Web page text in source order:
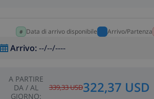
Data di arrivo disponibile Arrivo/Partenza
Arrivo:--/--/----
A PARTIRE
DA / AL
GIORNO:
339,33 USD322,37 USD